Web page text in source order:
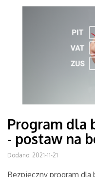
Program dla
- postaw na
Dodano: 2021-11-21
Bezpieczny program dla